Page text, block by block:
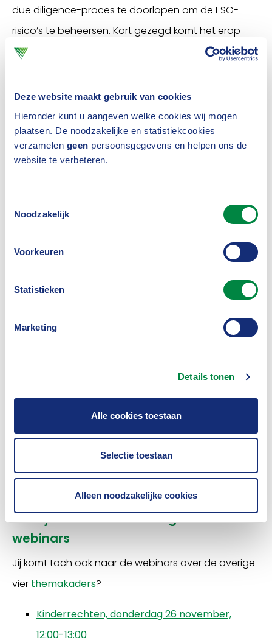
Deze website maakt gebruik van cookies
Hieronder kunt u aangeven welke cookies wij mogen
plaatsen. De noodzakelijke en statistiekcookies
verzamelen geen persoonsgegevens en helpen ons de
website te verbeteren.
Noodzakelijk
Voorkeuren
Statistieken
Marketing
Details tonen
Alle cookies toestaan
Selectie toestaan
Alleen noodzakelijke cookies
due diligence-proces te doorlopen om de ESG-
risico’s te beheersen. Kort gezegd komt het erop
neer dat verzekeraars inzicht dienen te krijgen in de
klimaatvoetafdruk van een beleggingsportefeuille
door bijvoorbeeld data over de (toekomstige)
uitstoot van individuele beleggingen in kaart te
brengen, onder meer via CO2-emissiedata over de
(in)directe CO2-uitstoot van een bedrijf.
Terugkijken
Kijk vooral het
terug voor meer tips en
hebben de sprekers de vragen die tijdens het
beantwoord. Bijvoorbeeld:
Hoe hebben de verzekeraars het opzetten van
verzekeraars op het gebied van engagement?
Meld je aan voor de overige reeks
webinars
Jij komt toch ook naar de webinars over de overige
vier themakaders?
Kinderrechten, donderdag 26 november,
12:00-13:00